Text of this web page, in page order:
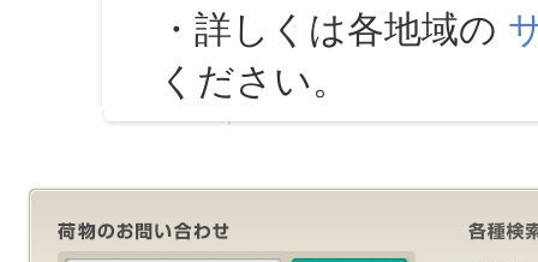
・詳しくは各地域の
ください。